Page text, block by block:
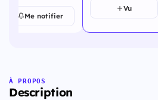
Me notifier
Vu
À PROPOS
Description